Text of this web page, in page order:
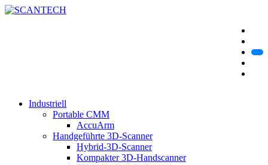
Industriell
Portable CMM
AccuArm
Handgeführte 3D-Scanner
Hybrid-3D-Scanner
Kompakter 3D-Handscanner